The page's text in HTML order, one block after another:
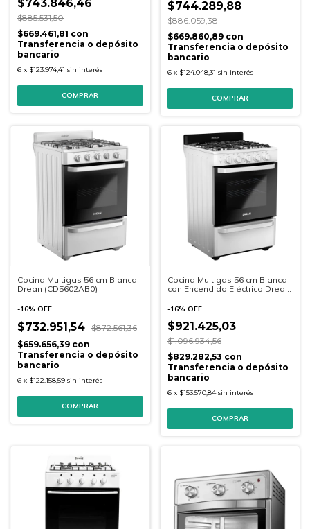
$743.846,46
$885.531,50
$669.461,81 con
Transferencia o depósito
bancario
6 x $123.974,41 sin interés
$744.289,88
$886.059,38
$669.860,89 con
Transferencia o depósito
bancario
6 x $124.048,31 sin interés
Cocina Multigas 56 cm Blanca
Drean (CD5602AB0)
-16% OFF
$732.951,54 $872.561,36
$659.656,39 con
Transferencia o depósito
bancario
6 x $122.158,59 sin interés
Cocina Multigas 56 cm Blanca
con Encendido Eléctrico Drean
-16% OFF
$921.425,03
$1.096.934,56
$829.282,53 con
Transferencia o depósito
bancario
6 x $153.570,84 sin interés